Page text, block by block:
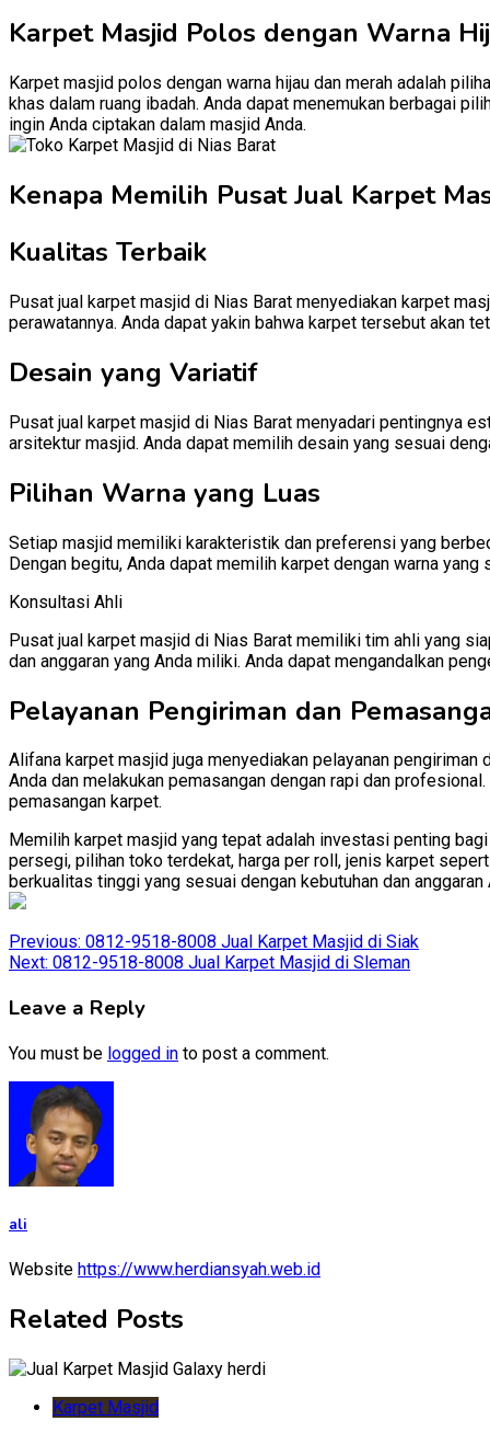
Karpet Masjid Polos dengan Warna
Karpet masjid polos dengan warna hijau dan merah adalah
khas dalam ruang ibadah. Anda dapat menemukan berbagai
ingin Anda ciptakan dalam masjid Anda.
Kenapa Memilih Pusat Jual Karpet
Kualitas Terbaik
Pusat jual karpet masjid di Nias Barat menyediakan karpet
perawatannya. Anda dapat yakin bahwa karpet tersebut akan
Desain yang Variatif
Pusat jual karpet masjid di Nias Barat menyadari pentingnya
arsitektur masjid. Anda dapat memilih desain yang sesuai
Pilihan Warna yang Luas
Setiap masjid memiliki karakteristik dan preferensi yang
Dengan begitu, Anda dapat memilih karpet dengan warna
Konsultasi Ahli
Pusat jual karpet masjid di Nias Barat memiliki tim ahli yang
dan anggaran yang Anda miliki. Anda dapat mengandalkan
Pelayanan Pengiriman dan
Alifana karpet masjid juga menyediakan pelayanan pengiriman
Anda dan melakukan pemasangan dengan rapi dan
pemasangan karpet.
Memilih karpet masjid yang tepat adalah investasi penting
persegi, pilihan toko terdekat, harga per roll, jenis karpet
berkualitas tinggi yang sesuai dengan kebutuhan dan
Post
Previous: 0812-9518-8008 Jual Karpet Masjid di Siak
Next: 0812-9518-8008 Jual Karpet Masjid di Sleman
Leave a Reply
You must be logged in to post a comment.
ali
Website https://www.herdiansyah.web.id
Related Posts
Karpet Masjid